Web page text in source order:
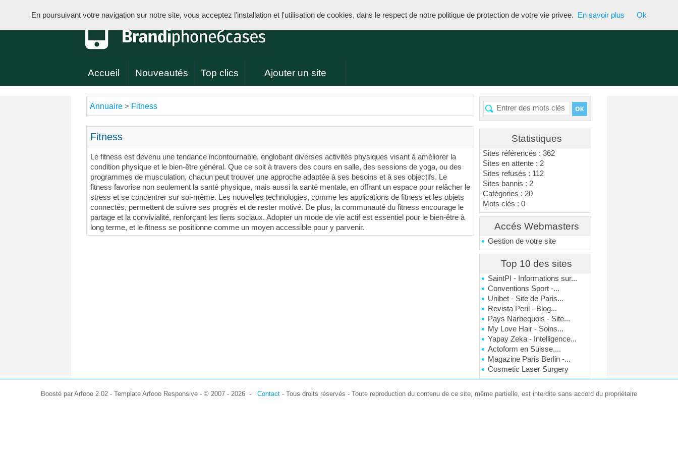
Accueil Nouveautés Top clics Ajouter un site
Statistiques
Sites référencés : 362
Sites en attente : 2
Sites refusés : 112
Sites bannis : 2
Catégories : 20
Mots clés : 0
Accés Webmasters
Gestion de votre site
Top 10 des sites
SaintPI - Informations sur...
Conventions Sport -...
Unibet - Site de Paris...
Revista Peril - Blog...
Pays Narbequois - Site...
My Love Hair - Soins...
Yapay Zeka - Intelligence...
Actoform en Suisse,...
Magazine Paris Berlin -...
Cosmetic Laser Surgery
Annuaire > Fitness
Fitness
Le fitness est devenu une tendance incontournable, englobant diverses activités physiques visant à améliorer la
condition physique et le bien-être général. Que ce soit à travers des cours en salle, des sessions de yoga, ou des
programmes de musculation, chacun peut trouver une approche adaptée à ses besoins et à ses objectifs. Le
fitness favorise non seulement la santé physique, mais aussi la santé mentale, en offrant un espace pour relâcher le
stress et se concentrer sur soi-même. Les nouvelles technologies, comme les applications de fitness et les objets
connectés, permettent de suivre ses progrès et de rester motivé. De plus, la communauté du fitness encourage le
partage et la convivialité, renforçant les liens sociaux. Adopter un mode de vie actif est essentiel pour le bien-être à
long terme, et le fitness se positionne comme un moyen accessible pour y parvenir.
Boosté par Arfooo 2.02 - Template Arfooo Responsive - © 2007 - 2026 - Contact - Tous droits réservés - Toute reproduction du contenu de ce site, même partielle, est interdite sans accord du propriétaire
En poursuivant votre navigation sur notre site, vous acceptez l'installation et l'utilisation de cookies, dans le respect de notre politique de protection de votre vie privee. En savoir plus Ok